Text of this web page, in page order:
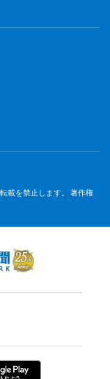
載を禁止します。 著作権